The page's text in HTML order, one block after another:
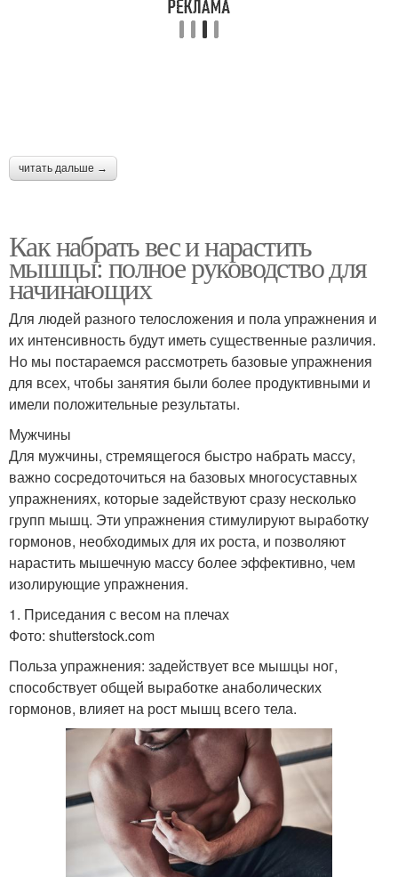
читать дальше →
Как набрать вес и нарастить
мышцы: полное руководство для
начинающих
Для людей разного телосложения и пола упражнения и
их интенсивность будут иметь существенные различия.
Но мы постараемся рассмотреть базовые упражнения
для всех, чтобы занятия были более продуктивными и
имели положительные результаты.
Мужчины
Для мужчины, стремящегося быстро набрать массу,
важно сосредоточиться на базовых многосуставных
упражнениях, которые задействуют сразу несколько
групп мышц. Эти упражнения стимулируют выработку
гормонов, необходимых для их роста, и позволяют
нарастить мышечную массу более эффективно, чем
изолирующие упражнения.
1. Приседания с весом на плечах
Фото: shutterstock.com
Польза упражнения: задействует все мышцы ног,
способствует общей выработке анаболических
гормонов, влияет на рост мышц всего тела.